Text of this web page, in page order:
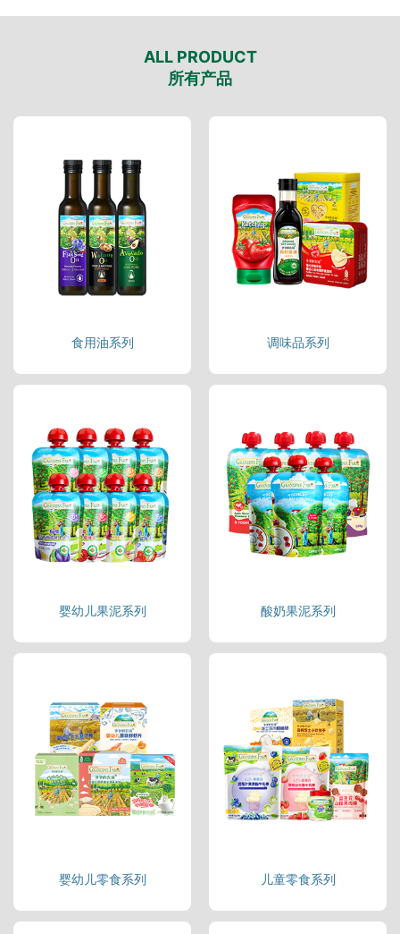
ALL PRODUCT
所有产品
食用油系列 调味品系列
婴幼儿果泥系列 酸奶果泥系列
婴幼儿零食系列 儿童零食系列